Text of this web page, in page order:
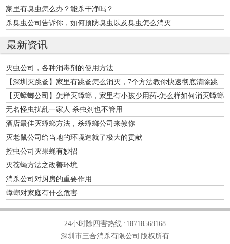
家里有臭虫怎么办？能杀干净吗？
杀臭虫公司告诉你，如何预防臭虫以及臭虫怎么消灭
最新资讯
灭虫公司，各种消毒剂的使用方法
【深圳灭跳蚤】家里有跳蚤怎么消灭，7个方法教你快速彻底清除跳
蚤【灭蟑螂公司】怎样灭蟑螂，家里有小孩少用药-怎么样如何消灭蟑螂
无名怪虫扰乱一家人 杀虫剂也不管用
酒店最佳灭蟑螂方法，杀蟑螂公司来教你
灭老鼠公司给当地的环境造就了极大的贡献
控虫公司灭果蝇有妙招
灭苍蝇方法之改善环境
消杀公司对厨房的重要作用
蟑螂对家庭有什么危害
24小时除四害热线 : 18718568168
深圳市三合消杀有限公司 版权所有